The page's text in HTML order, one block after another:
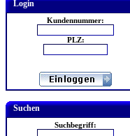
Login
Kundennummer:
PLZ:
Suchen
Suchbegriff: